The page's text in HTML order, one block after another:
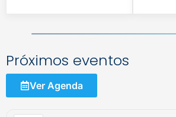
Próximos eventos
Ver Agenda